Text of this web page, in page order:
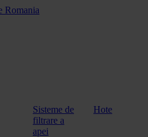
Sisteme de
filtrare a
apei
Hote